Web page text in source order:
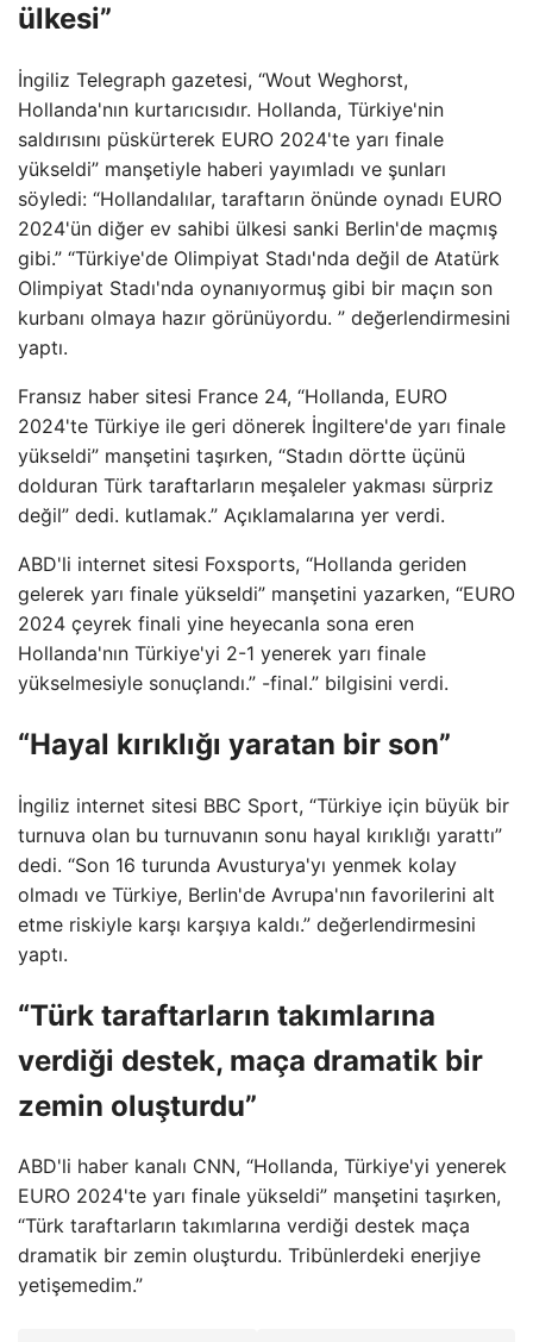
ülkesi”
İngiliz Telegraph gazetesi, “Wout Weghorst,
Hollanda'nın kurtarıcısıdır. Hollanda, Türkiye'nin
saldırısını püskürterek EURO 2024'te yarı finale
yükseldi” manşetiyle haberi yayımladı ve şunları
söyledi: “Hollandalılar, taraftarın önünde oynadı EURO
2024'ün diğer ev sahibi ülkesi sanki Berlin'de maçmış
gibi.” “Türkiye'de Olimpiyat Stadı'nda değil de Atatürk
Olimpiyat Stadı'nda oynanıyormuş gibi bir maçın son
kurbanı olmaya hazır görünüyordu. ” değerlendirmesini
yaptı.
Fransız haber sitesi France 24, “Hollanda, EURO
2024'te Türkiye ile geri dönerek İngiltere'de yarı finale
yükseldi” manşetini taşırken, “Stadın dörtte üçünü
dolduran Türk taraftarların meşaleler yakması sürpriz
değil” dedi. kutlamak.” Açıklamalarına yer verdi.
ABD'li internet sitesi Foxsports, “Hollanda geriden
gelerek yarı finale yükseldi” manşetini yazarken, “EURO
2024 çeyrek finali yine heyecanla sona eren
Hollanda'nın Türkiye'yi 2-1 yenerek yarı finale
yükselmesiyle sonuçlandı.” -final.” bilgisini verdi.
“Hayal kırıklığı yaratan bir son”
İngiliz internet sitesi BBC Sport, “Türkiye için büyük bir
turnuva olan bu turnuvanın sonu hayal kırıklığı yarattı”
dedi. “Son 16 turunda Avusturya'yı yenmek kolay
olmadı ve Türkiye, Berlin'de Avrupa'nın favorilerini alt
etme riskiyle karşı karşıya kaldı.” değerlendirmesini
yaptı.
“Türk taraftarların takımlarına
verdiği destek, maça dramatik bir
zemin oluşturdu”
ABD'li haber kanalı CNN, “Hollanda, Türkiye'yi yenerek
EURO 2024'te yarı finale yükseldi” manşetini taşırken,
“Türk taraftarların takımlarına verdiği destek maça
dramatik bir zemin oluşturdu. Tribünlerdeki enerjiye
yetişemedim.”